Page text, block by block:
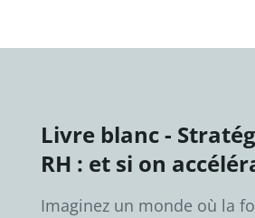
Livre blanc -
RH : et si on
Imaginez un monde où la